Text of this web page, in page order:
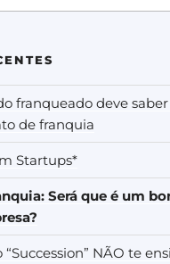
franqueado deve
de franquia
Startups*
Será que é um
NÃO te